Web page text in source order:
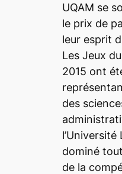
UQAM se
le prix de
leur esprit
Les Jeux
2015 ont
des
dominé
de la